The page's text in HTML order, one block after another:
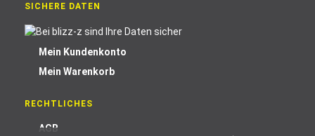
SICHERE DATEN
Mein Kundenkonto
Mein Warenkorb
RECHTLICHES
AGB